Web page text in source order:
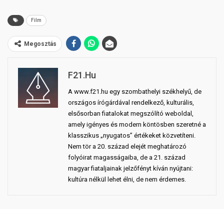
Film
Megosztás
F21.hu
A www.f21.hu egy szombathelyi székhelyű, de
országos írógárdával rendelkező, kulturális,
elsősorban fiatalokat megszólító weboldal,
amely igényes és modern köntösben szeretné a
klasszikus „nyugatos” értékeket közvetíteni.
Nem tör a 20. század elejét meghatározó
folyóirat magasságaiba, de a 21. század
magyar fiataljainak jelzőfényt kíván nyújtani:
kultúra nélkül lehet élni, de nem érdemes.